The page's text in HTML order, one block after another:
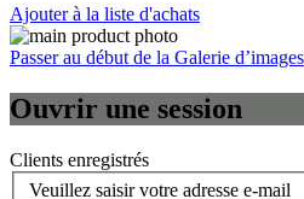
Ajouter à la liste d'achats
Passer au début de la Galerie d’images
Ouvrir une session
Clients enregistrés
Veuillez saisir votre adresse e-mail